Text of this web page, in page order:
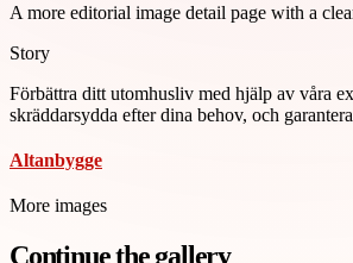
A more editorial image detail page with a
Story
Förbättra ditt utomhusliv med hjälp av våra
skräddarsydda efter dina behov, och
Altanbygge
More images
Continue the gallery